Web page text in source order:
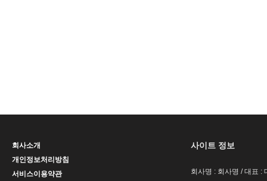
회사소개
개인정보처리방침
서비스이용약관
사이트 정보
회사명 : 회사명 / 대표 :